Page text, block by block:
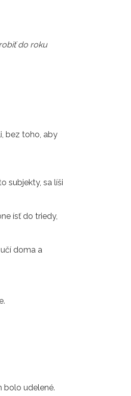
do roku
bez toho, aby
subjekty, sa líši
ísť do triedy,
doma a
bolo udelené.